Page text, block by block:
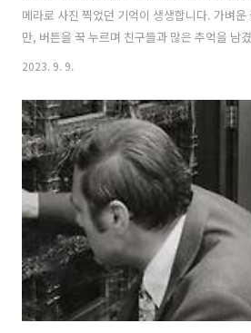
메라로 사진 찍었던 기억이 생생합니다. 가벼운
만, 버튼을 꾹 누르며 친구들과 많은 추억을 남
나서 카메라를 바닥에 내리치면, 플래시가 반짝
는 어떤 한순간을 추억에 남기고자 사진을 찍
한 이를 떠나보낼 때 사진을 태워 하늘로 날립
긴다는 것은 이처럼 사람들에게 큰 의미를 지
은 사진기라는 기계장치를 소중히 다룹니다.
지중지하며 따로 들고다니는 사람들이 많지 않
때문입니다. ..
2023. 9. 9.